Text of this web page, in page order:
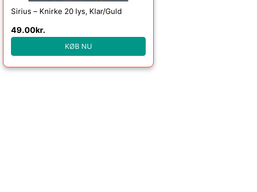
Sirius – Knirke 20 lys, Klar/Guld
49.00kr.
KØB NU